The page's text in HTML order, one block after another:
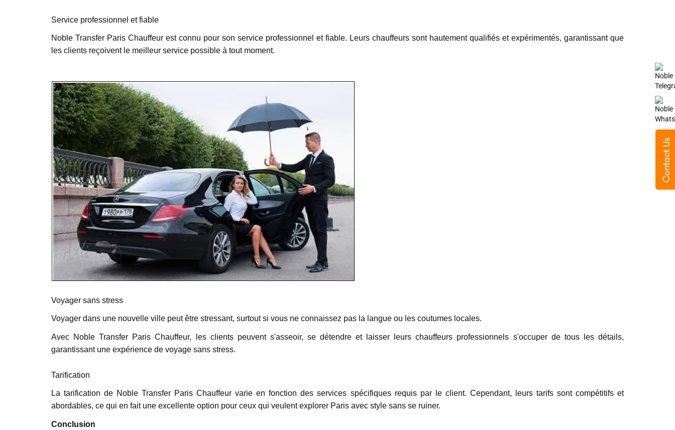
Service professionnel et fiable
Noble Transfer Paris Chauffeur est connu pour son service professionnel et fiable. Leurs chauffeurs sont hautement qualifiés et expérimentés, garantissant que
les clients reçoivent le meilleur service possible à tout moment.
Voyager sans stress
Voyager dans une nouvelle ville peut être stressant, surtout si vous ne connaissez pas la langue ou les coutumes locales.
Avec Noble Transfer Paris Chauffeur, les clients peuvent s'asseoir, se détendre et laisser leurs chauffeurs professionnels s'occuper de tous les détails,
garantissant une expérience de voyage sans stress.
Tarification
La tarification de Noble Transfer Paris Chauffeur varie en fonction des services spécifiques requis par le client. Cependant, leurs tarifs sont compétitifs et
abordables, ce qui en fait une excellente option pour ceux qui veulent explorer Paris avec style sans se ruiner.
Conclusion